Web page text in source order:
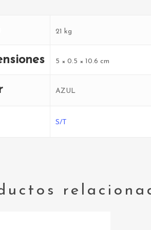
21 kg
5 × 0.5 × 10.6 cm
AZUL
S/T